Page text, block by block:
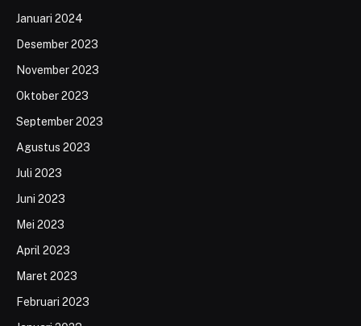
Januari 2024
Desember 2023
November 2023
Oktober 2023
September 2023
Agustus 2023
Juli 2023
Juni 2023
Mei 2023
April 2023
Maret 2023
Februari 2023